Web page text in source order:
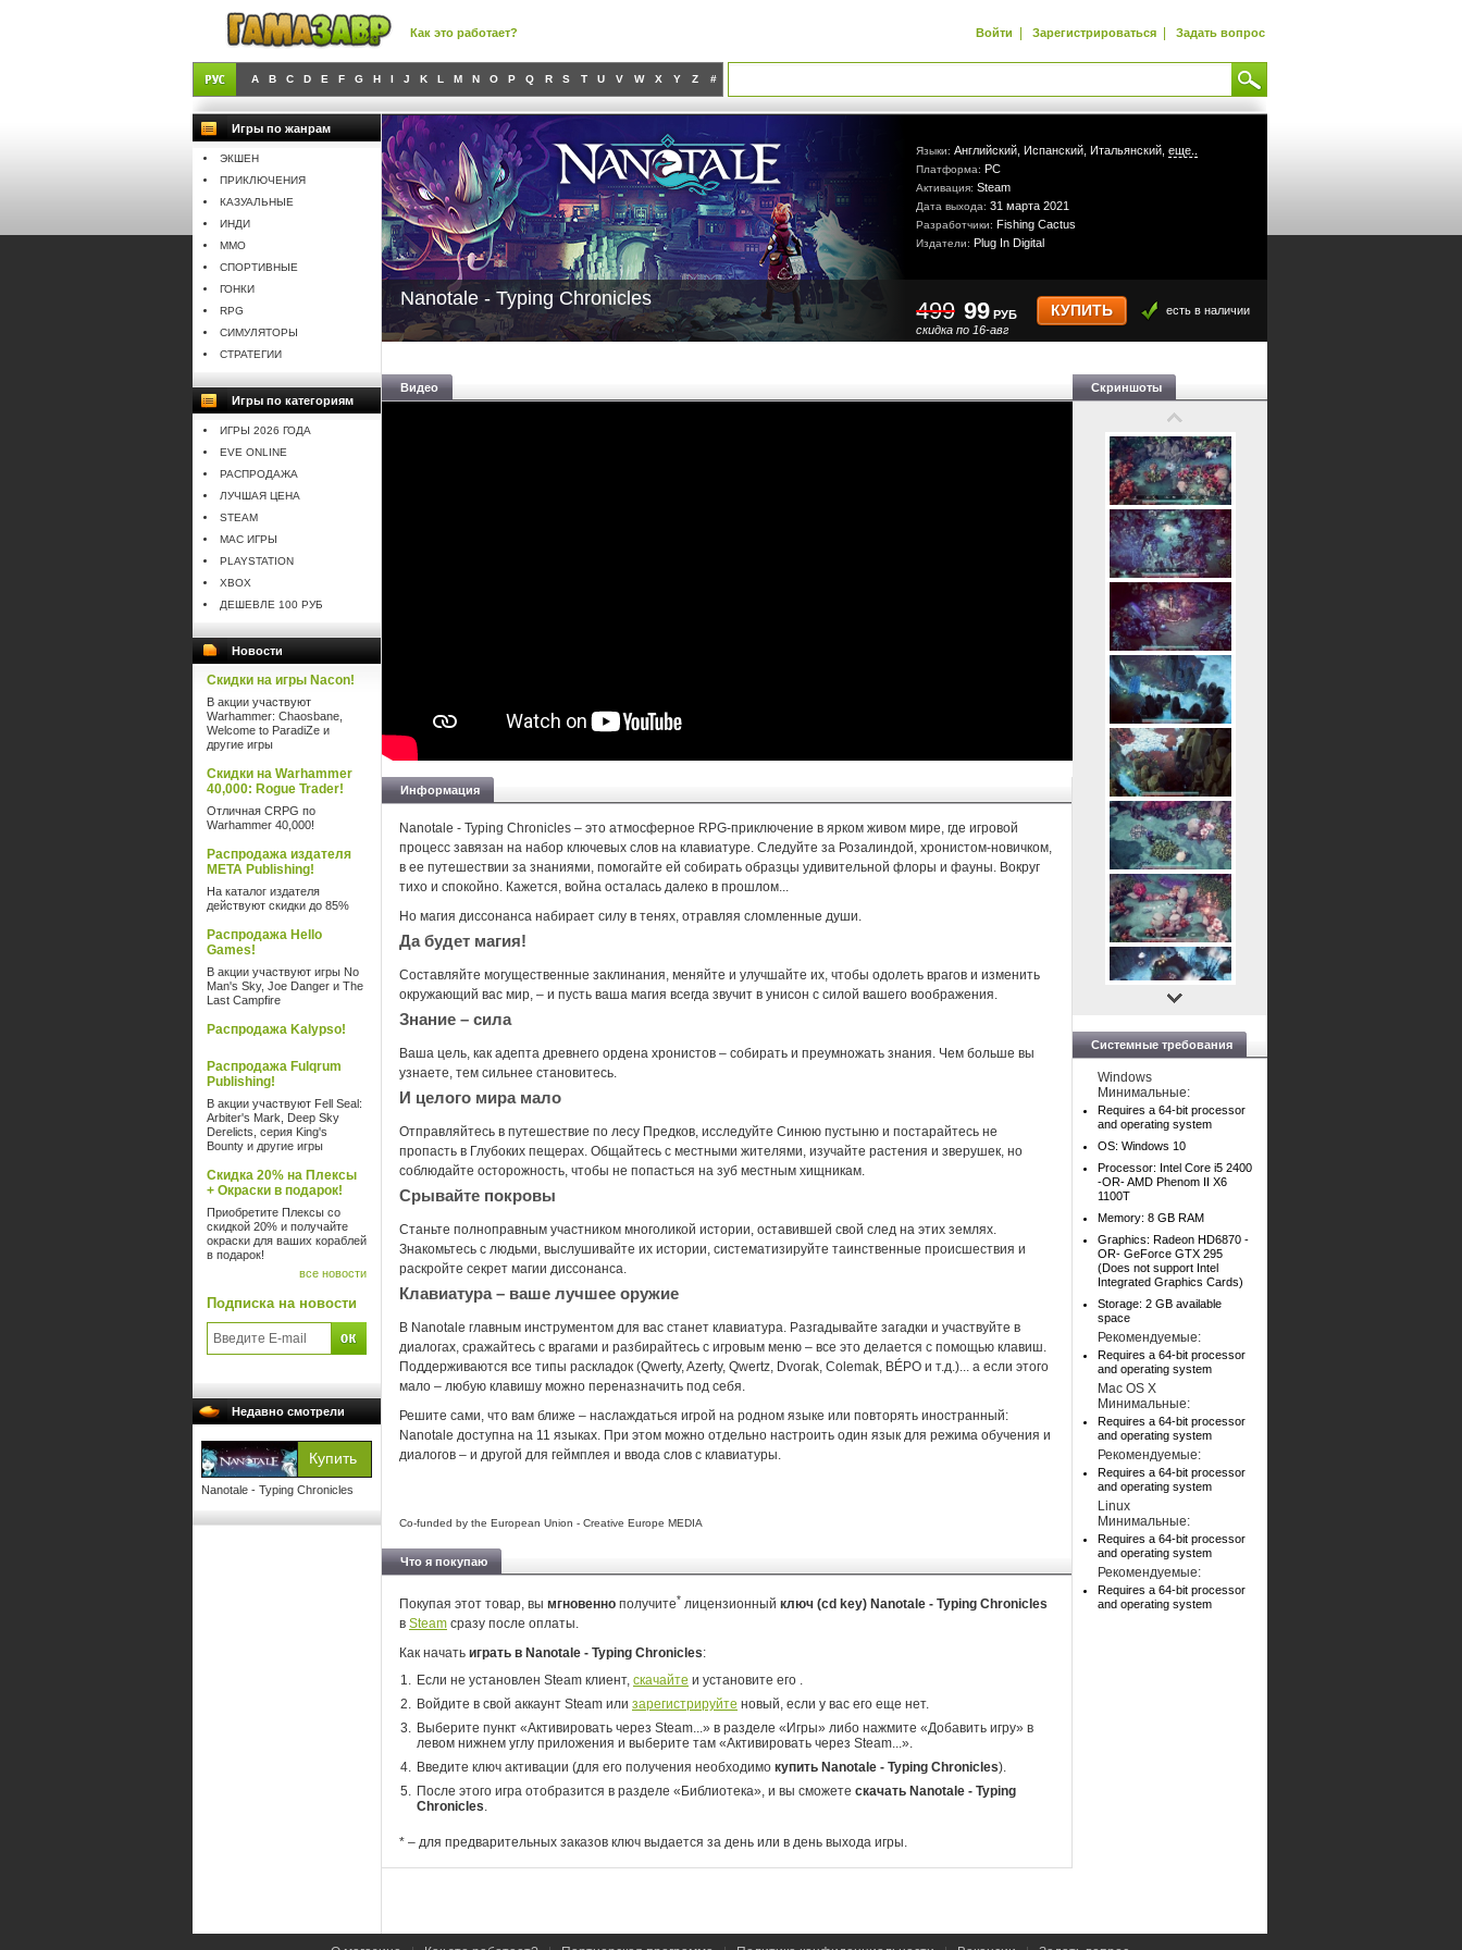
Как это работает? Войти | Зарегистрироваться | Задать вопрос
A B C D E F G H I J K L M N O P Q R S T U V W X Y Z #
Игры по жанрам
ЭКШЕН
ПРИКЛЮЧЕНИЯ
КАЗУАЛЬНЫЕ
ИНДИ
MMO
СПОРТИВНЫЕ
ГОНКИ
RPG
СИМУЛЯТОРЫ
СТРАТЕГИИ
Игры по категориям
ИГРЫ 2026 ГОДА
EVE ONLINE
РАСПРОДАЖА
ЛУЧШАЯ ЦЕНА
STEAM
MAC ИГРЫ
PLAYSTATION
XBOX
ДЕШЕВЛЕ 100 РУБ
Новости
Скидки на игры Nacon!
В акции участвуют
Warhammer: Chaosbane,
Welcome to ParadiZe и
другие игры
Скидки на Warhammer
40,000: Rogue Trader!
Отличная CRPG по
Warhammer 40,000!
Распродажа издателя
META Publishing!
На каталог издателя
действуют скидки до 85%
Распродажа Hello
Games!
В акции участвуют игры No
Man's Sky, Joe Danger и The
Last Campfire
Распродажа Kalypso!
Распродажа Fulqrum
Publishing!
В акции участвуют Fell Seal:
Arbiter's Mark, Deep Sky
Derelicts, серия King's
Bounty и другие игры
Скидка 20% на Плексы
+ Окраски в подарок!
Приобретите Плексы со
скидкой 20% и получайте
окраски для ваших кораблей
в подарок!
все новости
Подписка на новости
Недавно смотрели
Nanotale - Typing Chronicles
Языки: Английский, Испанский, Итальянский, еще..
Платформа: PC
Активация: Steam
Дата выхода: 31 марта 2021
Разработчики: Fishing Cactus
Издатели: Plug In Digital
Nanotale - Typing Chronicles 499
скидка по 16-авг
99 РУБ КУПИТЬ есть в наличии
Видео
Информация
Nanotale - Typing Chronicles – это атмосферное RPG-приключение в ярком живом мире, где игровой
процесс завязан на набор ключевых слов на клавиатуре. Следуйте за Розалиндой, хронистом-новичком,
в ее путешествии за знаниями, помогайте ей собирать образцы удивительной флоры и фауны. Вокруг
тихо и спокойно. Кажется, война осталась далеко в прошлом...
Но магия диссонанса набирает силу в тенях, отравляя сломленные души.
Да будет магия!
Составляйте могущественные заклинания, меняйте и улучшайте их, чтобы одолеть врагов и изменить
окружающий вас мир, – и пусть ваша магия всегда звучит в унисон с силой вашего воображения.
Знание – сила
Ваша цель, как адепта древнего ордена хронистов – собирать и преумножать знания. Чем больше вы
узнаете, тем сильнее становитесь.
И целого мира мало
Отправляйтесь в путешествие по лесу Предков, исследуйте Синюю пустыню и постарайтесь не
пропасть в Глубоких пещерах. Общайтесь с местными жителями, изучайте растения и зверушек, но
соблюдайте осторожность, чтобы не попасться на зуб местным хищникам.
Срывайте покровы
Станьте полноправным участником многоликой истории, оставившей свой след на этих землях.
Знакомьтесь с людьми, выслушивайте их истории, систематизируйте таинственные происшествия и
раскройте секрет магии диссонанса.
Клавиатура – ваше лучшее оружие
В Nanotale главным инструментом для вас станет клавиатура. Разгадывайте загадки и участвуйте в
диалогах, сражайтесь с врагами и разбирайтесь с игровым меню – все это делается с помощью клавиш.
Поддерживаются все типы раскладок (Qwerty, Azerty, Qwertz, Dvorak, Colemak, BÉPO и т.д.)... а если этого
мало – любую клавишу можно переназначить под себя.
Решите сами, что вам ближе – наслаждаться игрой на родном языке или повторять иностранный:
Nanotale доступна на 11 языках. При этом можно отдельно настроить один язык для режима обучения и
диалогов – и другой для геймплея и ввода слов с клавиатуры.
Co-funded by the European Union - Creative Europe MEDIA
Что я покупаю
Покупая этот товар, вы мгновенно получите* лицензионный ключ (cd key) Nanotale - Typing Chronicles
в Steam сразу после оплаты.
Как начать играть в Nanotale - Typing Chronicles:
Если не установлен Steam клиент, скачайте и установите его .
Войдите в свой аккаунт Steam или зарегистрируйте новый, если у вас его еще нет.
Выберите пункт «Активировать через Steam...» в разделе «Игры» либо нажмите «Добавить игру» в
левом нижнем углу приложения и выберите там «Активировать через Steam...».
Введите ключ активации (для его получения необходимо купить Nanotale - Typing Chronicles).
После этого игра отобразится в разделе «Библиотека», и вы сможете скачать Nanotale - Typing
Chronicles.
* – для предварительных заказов ключ выдается за день или в день выхода игры.
Скриншоты
Системные требования
Windows
Минимальные:
Requires a 64-bit processor
and operating system
OS: Windows 10
Processor: Intel Core i5 2400
-OR- AMD Phenom II X6
1100T
Memory: 8 GB RAM
Graphics: Radeon HD6870 -
OR- GeForce GTX 295
(Does not support Intel
Integrated Graphics Cards)
Storage: 2 GB available
space
Рекомендуемые:
Requires a 64-bit processor
and operating system
Mac OS X
Минимальные:
Requires a 64-bit processor
and operating system
Рекомендуемые:
Requires a 64-bit processor
and operating system
Linux
Минимальные:
Requires a 64-bit processor
and operating system
Рекомендуемые:
Requires a 64-bit processor
and operating system